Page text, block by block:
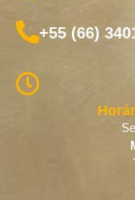
+55 (66)